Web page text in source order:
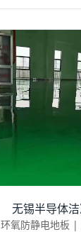
无锡半导体
环氧防静电地板 |